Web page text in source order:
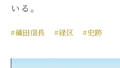
いる。
#織田信長 #緑区 #史跡